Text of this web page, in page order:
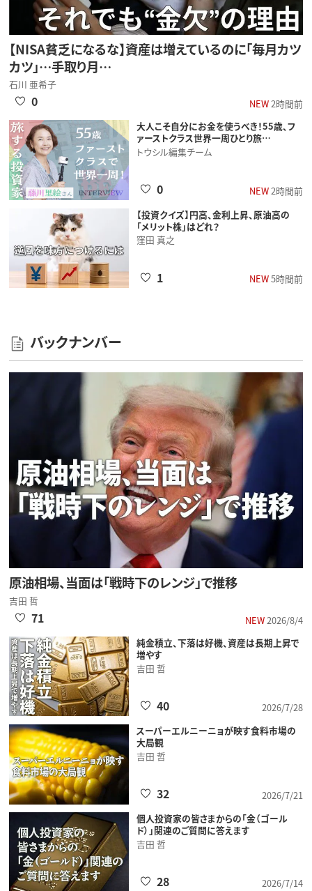
【NISA貧乏になるな】資産は増えているのに「毎月カツ
カツ」…手取り月…
石川 亜希子
NEW2時間前
0
大人こそ自分にお金を使うべき！55歳、フ
ァーストクラス世界一周ひとり旅…
トウシル編集チーム
NEW2時間前
0
【投資クイズ】円高、金利上昇、原油高の
「メリット株」はどれ？
窪田 真之
NEW5時間前
1
バックナンバー
原油相場、当面は「戦時下のレンジ」で推移
吉田 哲
NEW2026/8/4
71
純金積立、下落は好機、資産は長期上昇で
増やす
吉田 哲
2026/7/28
40
スーパーエルニーニョが映す食料市場の
大局観
吉田 哲
2026/7/21
32
個人投資家の皆さまからの「金（ゴール
ド）」関連のご質問に答えます
吉田 哲
2026/7/14
28